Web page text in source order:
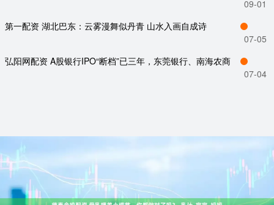
09-01
第一配资 湖北巴东：云雾漫舞似丹青 山水入画自成诗
07-05
弘阳网配资 A股银行IPO“断档”已三年，东莞银行、南海农商
07-04